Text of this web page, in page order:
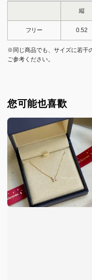
縦
フリー 0.52
※同じ商品でも、サイズに若干
ご参考ください。
您可能也喜歡